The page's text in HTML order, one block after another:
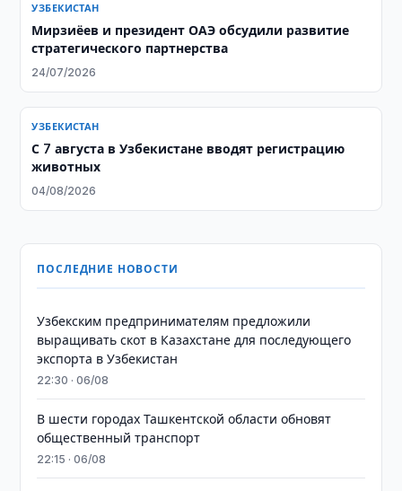
УЗБЕКИСТАН
Мирзиёев и президент ОАЭ обсудили развитие
стратегического партнерства
24/07/2026
УЗБЕКИСТАН
С 7 августа в Узбекистане вводят регистрацию
животных
04/08/2026
ПОСЛЕДНИЕ НОВОСТИ
Узбекским предпринимателям предложили
выращивать скот в Казахстане для последующего
экспорта в Узбекистан
22:30 · 06/08
В шести городах Ташкентской области обновят
общественный транспорт
22:15 · 06/08